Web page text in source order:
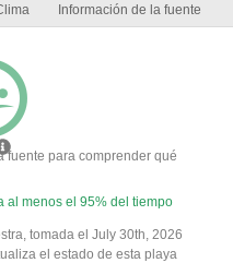
Información de la fuente
fuente para comprender qué
al menos el 95% del tiempo
tomada el July 30th, 2026
el estado de esta playa